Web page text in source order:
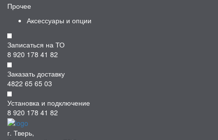
Прочее
Аксессуары и опции
Записаться на ТО
8 920 178 41 82
Заказать доставку
4822 65 65 03
Установка и подключение
8 920 178 41 82
г. Тверь,